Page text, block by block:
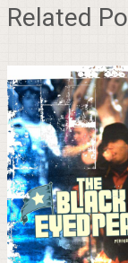
Related